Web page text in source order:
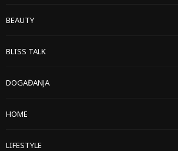
BEAUTY
BLISS TALK
DOGAĐANJA
HOME
LIFESTYLE